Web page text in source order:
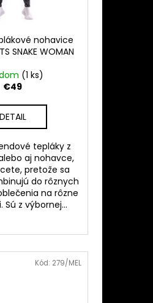
nohavice
SNAKE WOMAN
(1 ks)
€49
DETAIL
tepláky z
aj nohavce,
pretože sa
do rôznych
na rôzne
Sú z výbornej...
Kód: 279/MEL